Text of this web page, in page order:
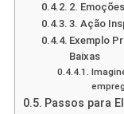
2.
3. Ação
Exemplo
Baixas
Passos para